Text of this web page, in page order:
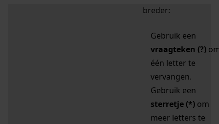
breder:
Gebruik een
vraagteken (?)
één letter te
vervangen.
Gebruik een
sterretje (*) om
meer letters te